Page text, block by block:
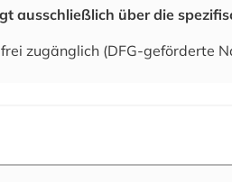
ausschließlich über die
zugänglich (DFG-geförderte